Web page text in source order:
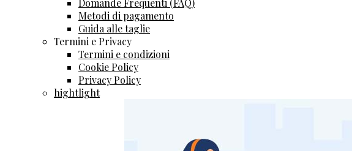
Domande Frequenti (FAQ)
Metodi di pagamento
Guida alle taglie
Termini e Privacy
Termini e condizioni
Cookie Policy
Privacy Policy
hightlight